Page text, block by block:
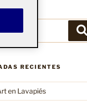
RECIENTES
en Lavapiés